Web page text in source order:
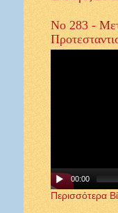
Νο 283 -
00:00
Περισσότερα